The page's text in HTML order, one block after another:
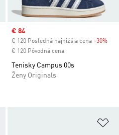
Sale price
€ 84
€ 120 Posledná najnižšia cena -30%
€ 120 Pôvodná cena
Tenisky Campus 00s
Ženy Originals
Pridať do zoznamu želaných